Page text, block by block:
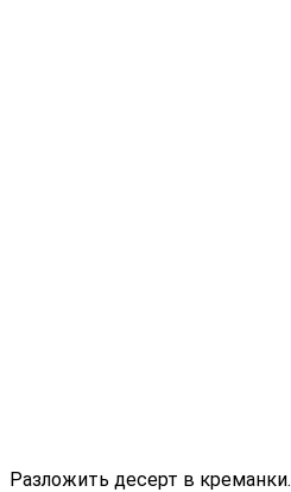
Разложить десерт в креманки.